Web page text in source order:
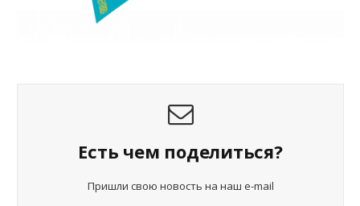
Есть чем поделиться?
Пришли свою новость на наш e-mail